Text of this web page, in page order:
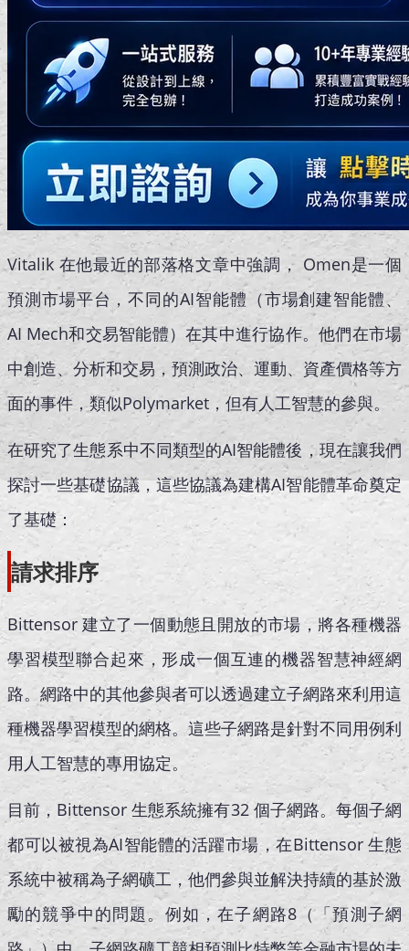
Vitalik 在他最近的部落格文章中強調， Omen是一個
預測市場平台，不同的AI智能體（市場創建智能體、
AI Mech和交易智能體）在其中進行協作。他們在市場
中創造、分析和交易，預測政治、運動、資產價格等方
面的事件，類似Polymarket，但有人工智慧的參與。
在研究了生態系中不同類型的AI智能體後，現在讓我們
探討一些基礎協議，這些協議為建構AI智能體革命奠定
了基礎：
請求排序
Bittensor 建立了一個動態且開放的市場，將各種機器
學習模型聯合起來，形成一個互連的機器智慧神經網
路。網路中的其他參與者可以透過建立子網路來利用這
種機器學習模型的網格。這些子網路是針對不同用例利
用人工智慧的專用協定。
目前，Bittensor 生態系統擁有32 個子網路。每個子網
都可以被視為AI智能體的活躍市場，在Bittensor 生態
系統中被稱為子網礦工，他們參與並解決持續的基於激
勵的競爭中的問題。例如，在子網路8（「預測子網